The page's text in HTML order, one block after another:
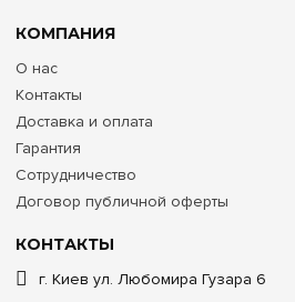
КОНТАКТЫ
г. Киев ул. Любомира Гузара 6
КОМПАНИЯ
О нас
Контакты
Доставка и оплата
Гарантия
Сотрудничество
Договор публичной оферты